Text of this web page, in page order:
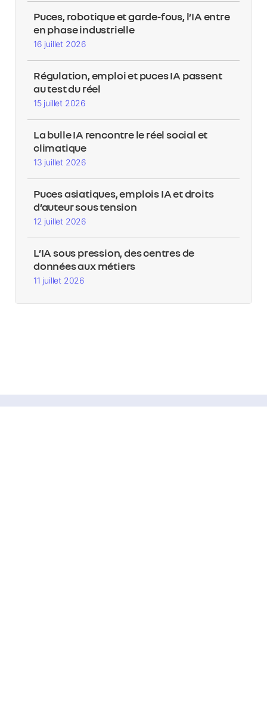
Puces, robotique et garde-fous, l’IA entre
en phase industrielle
16 juillet 2026
Régulation, emploi et puces IA passent
au test du réel
15 juillet 2026
La bulle IA rencontre le réel social et
climatique
13 juillet 2026
Puces asiatiques, emplois IA et droits
d’auteur sous tension
12 juillet 2026
L’IA sous pression, des centres de
données aux métiers
11 juillet 2026